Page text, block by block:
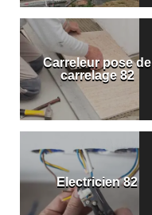
Carreleur pose de
carrelage 82
Electricien 82